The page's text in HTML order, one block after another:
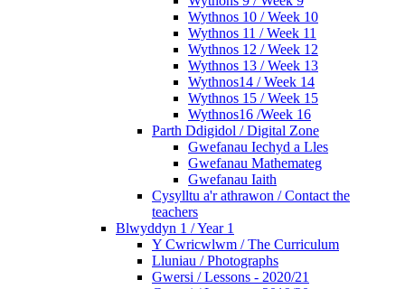
Wythnos 10 / Week 10
Wythnos 11 / Week 11
Wythnos 12 / Week 12
Wythnos 13 / Week 13
Wythnos14 / Week 14
Wythnos 15 / Week 15
Wythnos16 /Week 16
Parth Ddigidol / Digital Zone
Gwefanau Iechyd a Lles
Gwefanau Mathemateg
Gwefanau Iaith
Cysylltu a'r athrawon / Contact the
teachers
Blwyddyn 1 / Year 1
Y Cwricwlwm / The Curriculum
Lluniau / Photographs
Gwersi / Lessons - 2020/21